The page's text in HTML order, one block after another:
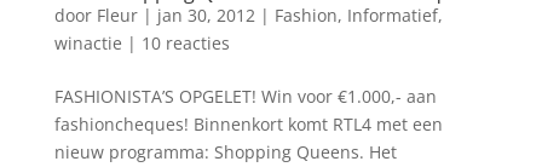
door Fleur| jan 30, 2012| Fashion, Informatief,
winactie | 10 reacties
FASHIONISTA’S OPGELET! Win voor €1.000,- aan
fashioncheques! Binnenkort komt RTL4 met een
nieuw programma: Shopping Queens. Het